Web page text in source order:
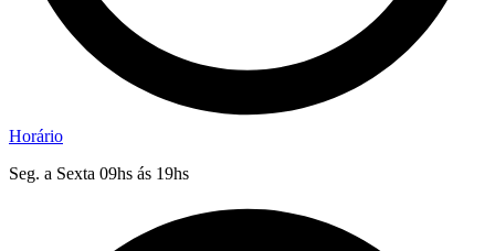
Horário
Seg. a Sexta 09hs ás 19hs